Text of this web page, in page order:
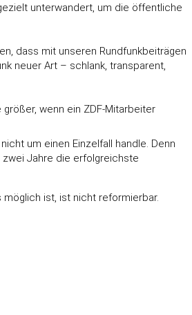
unterwandert, um die öffentliche
dass mit unseren Rundfunkbeiträgen
neuer Art – schlank, transparent,
wenn ein ZDF-Mitarbeiter
um einen Einzelfall handle. Denn
zwei Jahre die erfolgreichste
ist, ist nicht reformierbar.